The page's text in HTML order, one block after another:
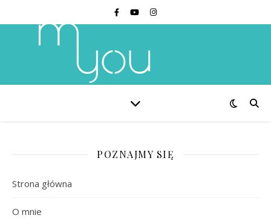
POZNAJMY SIĘ
Strona główna
O mnie